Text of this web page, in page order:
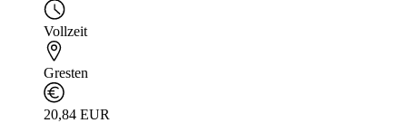
Vollzeit
Gresten
20,84 EUR